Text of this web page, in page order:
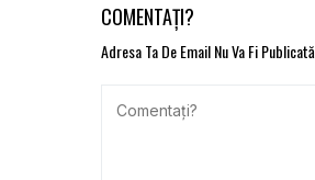
COMENTAȚI?
Adresa Ta De Email Nu Va Fi Publicată.